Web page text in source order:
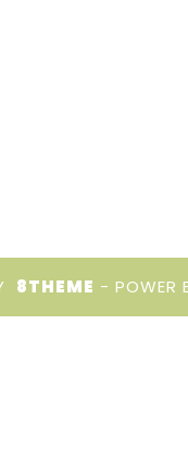
8THEME - POWER